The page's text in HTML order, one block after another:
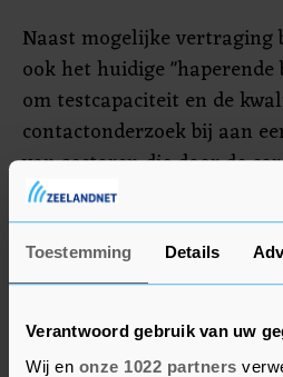
Toestemming Details
Verantwoord gebruik van uw
Wij en onze 1022 partners
Naast mogelijke vertraging
ook het huidige
om testcapaciteit en de
contactonderzoek bij aan
van sectoren die door de
geraakt zijn, aldus KHN.